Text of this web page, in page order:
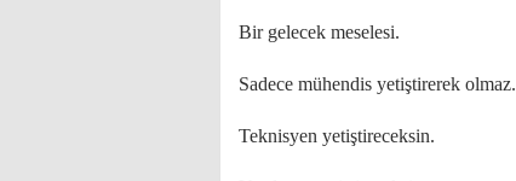
Bir gelecek meselesi.
Sadece mühendis yetiştirerek olmaz.
Teknisyen yetiştireceksin.